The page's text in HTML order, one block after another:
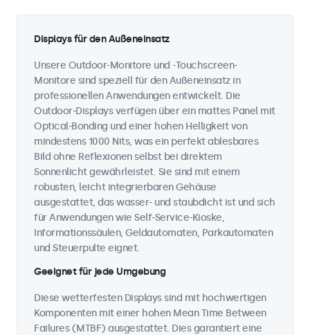
Displays für den Außeneinsatz
Unsere Outdoor-Monitore und -Touchscreen-
Monitore sind speziell für den Außeneinsatz in
professionellen Anwendungen entwickelt. Die
Outdoor-Displays verfügen über ein mattes Panel mit
Optical-Bonding und einer hohen Helligkeit von
mindestens 1000 Nits, was ein perfekt ablesbares
Bild ohne Reflexionen selbst bei direktem
Sonnenlicht gewährleistet. Sie sind mit einem
robusten, leicht integrierbaren Gehäuse
ausgestattet, das wasser- und staubdicht ist und sich
für Anwendungen wie Self-Service-Kioske,
Informationssäulen, Geldautomaten, Parkautomaten
und Steuerpulte eignet.
Geeignet für jede Umgebung
Diese wetterfesten Displays sind mit hochwertigen
Komponenten mit einer hohen Mean Time Between
Failures (MTBF) ausgestattet. Dies garantiert eine